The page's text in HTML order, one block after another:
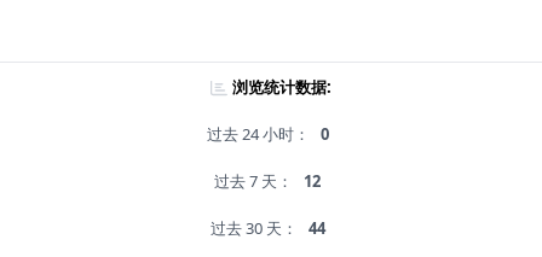
浏览统计数据:
过去 24 小时： 0
过去 7 天： 12
过去 30 天： 44